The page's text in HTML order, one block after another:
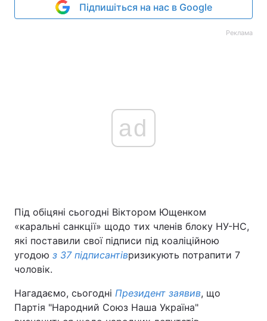
Підпишіться на нас в Google
Реклама
ad
Під обіцяні сьогодні Віктором Ющенком
«каральні санкції» щодо тих членів блоку НУ-НС,
які поставили свої підписи під коаліційною
угодою з 37 підписантівризикують потрапити 7
чоловік.
Нагадаємо, сьогодні Президент заявив, що
Партія "Народний Союз Наша Україна"